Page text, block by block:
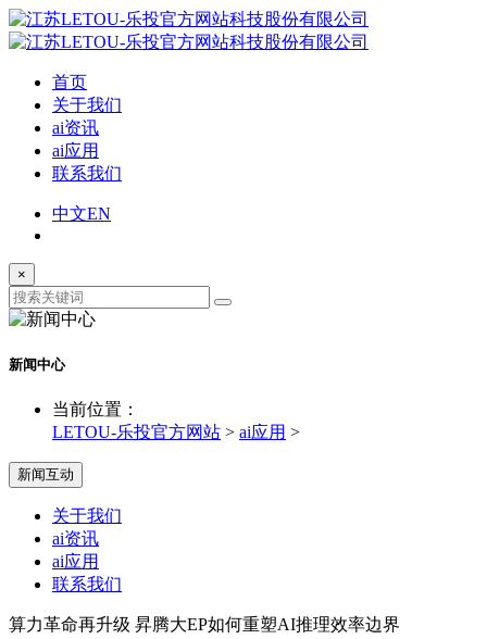
首页
关于我们
ai资讯
ai应用
联系我们
中文EN
×
新闻中心
当前位置：
LETOU-乐投官方网站 > ai应用 >
新闻互动
关于我们
ai资讯
ai应用
联系我们
算力革命再升级 昇腾大EP如何重塑AI推理效率边界